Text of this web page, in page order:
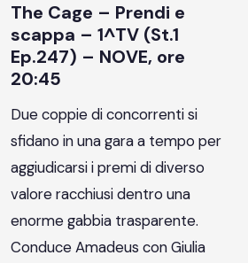
The Cage – Prendi e
scappa – 1^TV (St.1
Ep.247) – NOVE, ore
20:45
Due coppie di concorrenti si
sfidano in una gara a tempo per
aggiudicarsi i premi di diverso
valore racchiusi dentro una
enorme gabbia trasparente.
Conduce Amadeus con Giulia